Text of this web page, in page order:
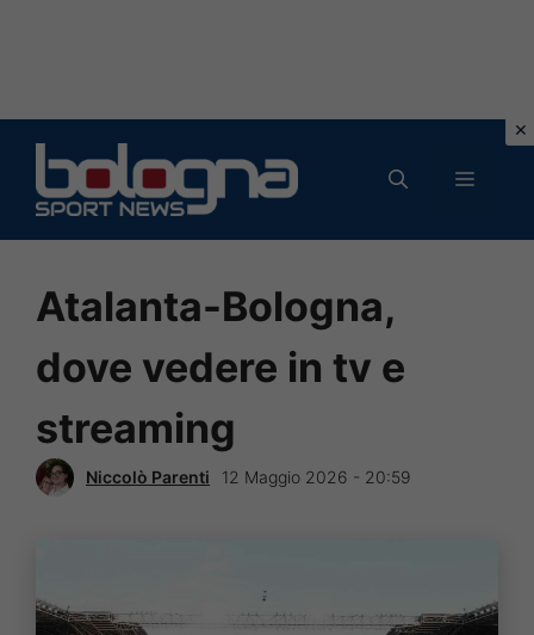
contenuto
MENU
Atalanta-Bologna,
dove vedere in tv e
streaming
Niccolò Parenti 12 Maggio 2026 - 20:59